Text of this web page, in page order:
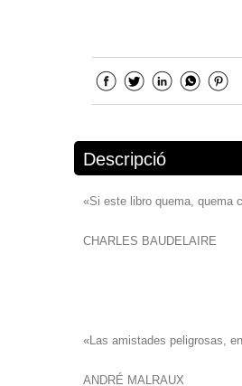
Descripció
«Si este libro quema, quema
CHARLES BAUDELAIRE
«Las amistades peligrosas,
ANDRÉ MALRAUX